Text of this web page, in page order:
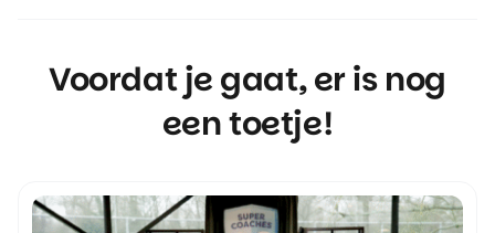
Voordat je gaat, er is nog
een toetje!